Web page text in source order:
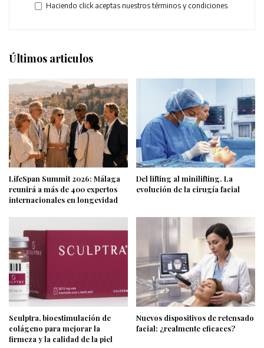
Haciendo click aceptas nuestros términos y condiciones.
Últimos articulos
LifeSpan Summit 2026: Málaga
reunirá a más de 400 expertos
internacionales en longevidad
Del lifting al minilifting. La
evolución de la cirugía facial
Sculptra, bioestimulación de
colágeno para mejorar la
firmeza y la calidad de la piel
Nuevos dispositivos de retensado
facial: ¿realmente eficaces?